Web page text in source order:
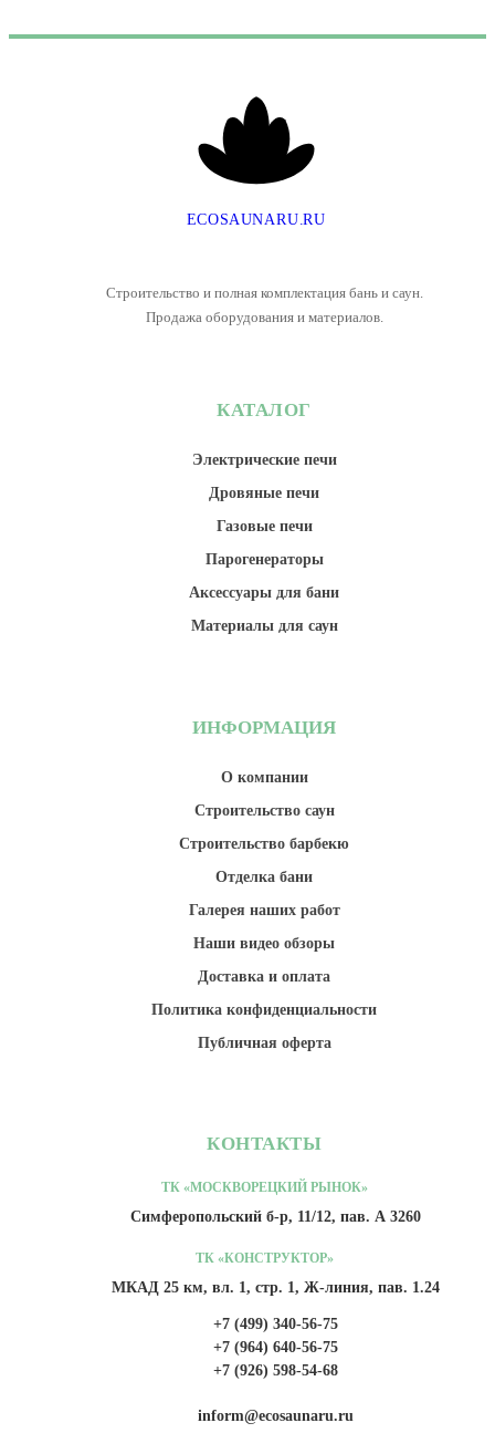
ECOSAUNARU.RU
Строительство и полная комплектация бань и саун.
Продажа оборудования и материалов.
КАТАЛОГ
Электрические печи
Дровяные печи
Газовые печи
Парогенераторы
Аксессуары для бани
Материалы для саун
ИНФОРМАЦИЯ
О компании
Строительство саун
Строительство барбекю
Отделка бани
Галерея наших работ
Наши видео обзоры
Доставка и оплата
Политика конфиденциальности
Публичная оферта
КОНТАКТЫ
ТК «МОСКВОРЕЦКИЙ РЫНОК»
Симферопольский б-р, 11/12, пав. А 3260
ТК «КОНСТРУКТОР»
МКАД 25 км, вл. 1, стр. 1, Ж-линия, пав. 1.24
+7 (499) 340-56-75
+7 (964) 640-56-75
+7 (926) 598-54-68
inform@ecosaunaru.ru